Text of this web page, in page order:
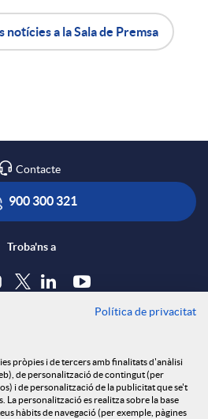
notícies a la Sala de Premsa
Contacte
900 300 321
Troba'ns a
de cookies
Avís legal
Online
Política de privacitat
pròpies i de tercers amb finalitats d'anàlisi
de personalització de contingut (per
i de personalització de la publicitat que se't
La personalització es realitza sobre la base
hàbits de navegació (per exemple, pàgines